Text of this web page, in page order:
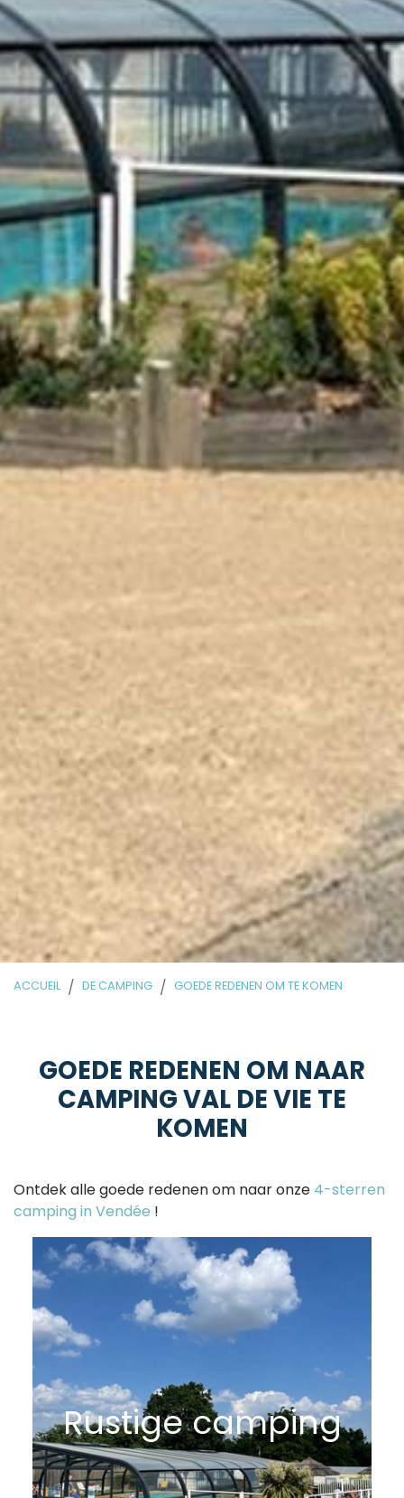
ACCUEIL DE CAMPING GOEDE REDENEN OM TE KOMEN
GOEDE REDENEN OM NAAR
CAMPING VAL DE VIE TE
KOMEN
Ontdek alle goede redenen om naar onze 4-sterren
camping in Vendée !
Rustige camping